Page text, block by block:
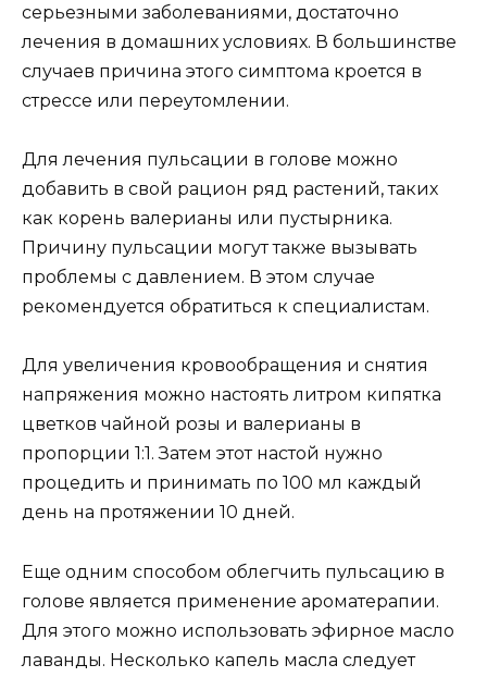
серьезными заболеваниями, достаточно
лечения в домашних условиях. В большинстве
случаев причина этого симптома кроется в
стрессе или переутомлении.
Для лечения пульсации в голове можно
добавить в свой рацион ряд растений, таких
как корень валерианы или пустырника.
Причину пульсации могут также вызывать
проблемы с давлением. В этом случае
рекомендуется обратиться к специалистам.
Для увеличения кровообращения и снятия
напряжения можно настоять литром кипятка
цветков чайной розы и валерианы в
пропорции 1:1. Затем этот настой нужно
процедить и принимать по 100 мл каждый
день на протяжении 10 дней.
Еще одним способом облегчить пульсацию в
голове является применение ароматерапии.
Для этого можно использовать эфирное масло
лаванды. Несколько капель масла следует